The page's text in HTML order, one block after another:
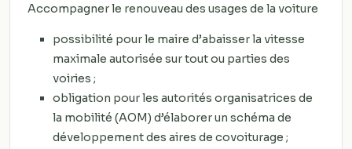
Accompagner le renouveau des usages de la voiture
possibilité pour le maire d’abaisser la vitesse
maximale autorisée sur tout ou parties des
voiries ;
obligation pour les autorités organisatrices de
la mobilité (AOM) d’élaborer un schéma de
développement des aires de covoiturage ;